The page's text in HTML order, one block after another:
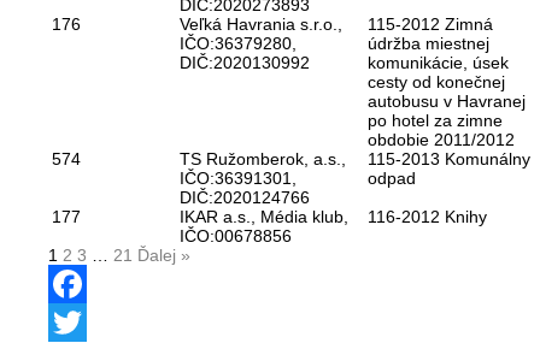
DIČ:2020273893
176
Veľká Havrania s.r.o.,
IČO:36379280,
DIČ:2020130992
115-2012 Zimná
údržba miestnej
komunikácie, úsek
cesty od konečnej
autobusu v Havranej
po hotel za zimne
obdobie 2011/2012
574
TS Ružomberok, a.s.,
IČO:36391301,
DIČ:2020124766
115-2013 Komunálny
odpad
177
IKAR a.s., Média klub,
IČO:00678856
116-2012 Knihy
1 2 3 21 Ďalej »
Facebook